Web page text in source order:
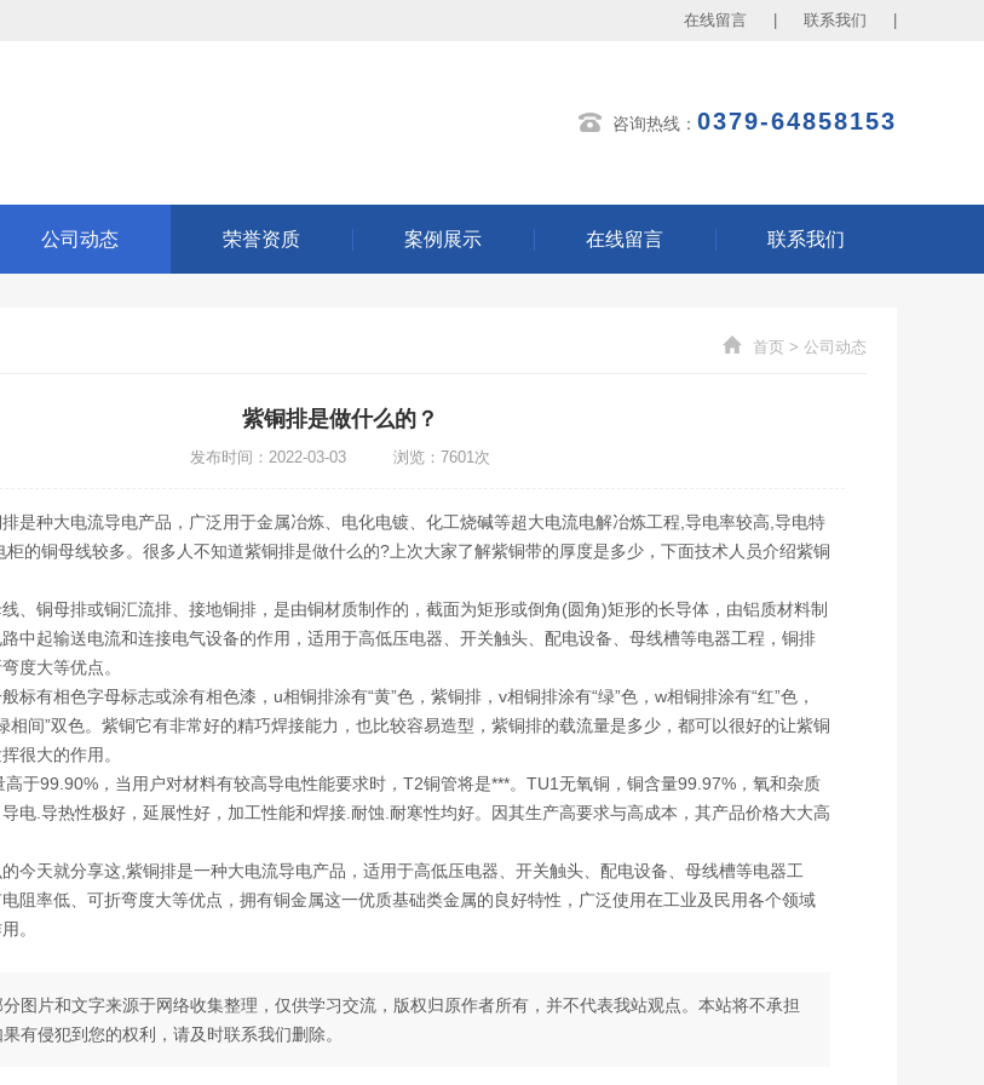
在线留言 联系我们
咨询热线： 0379-64858153
公司动态 荣誉资质 案例展示 在线留言 联系我们
首页 > 公司动态
紫铜排是做什么的？
发布时间：2022-03-03 浏览：7601次
种大电流导电产品，广泛用于金属冶炼、电化电镀、化工烧碱等超大电流电解冶炼工程,导电率较高,导电特
柜的铜母线较多。很多人不知道紫铜排是做什么的?上次大家了解紫铜带的厚度是多少，下面技术人员介绍紫铜
铜母排或铜汇流排、接地铜排，是由铜材质制作的，截面为矩形或倒角(圆角)矩形的长导体，由铝质材料制
中起输送电流和连接电气设备的作用，适用于高低压电器、开关触头、配电设备、母线槽等电器工程，铜排
度大等优点。
有相色字母标志或涂有相色漆，u相铜排涂有“黄”色，紫铜排，v相铜排涂有“绿”色，w相铜排涂有“红”色，
相间”双色。紫铜它有非常好的精巧焊接能力，也比较容易造型，紫铜排的载流量是多少，都可以很好的让紫铜
很大的作用。
99.90%，当用户对材料有较高导电性能要求时，T2铜管将是***。TU1无氧铜，铜含量99.97%，氧和杂质
电.导热性极好，延展性好，加工性能和焊接.耐蚀.耐寒性均好。因其生产高要求与高成本，其产品价格大大高
天就分享这,紫铜排是一种大电流导电产品，适用于高低压电器、开关触头、配电设备、母线槽等电器工
阻率低、可折弯度大等优点，拥有铜金属这一优质基础类金属的良好特性，广泛使用在工业及民用各个领域
。
图片和文字来源于网络收集整理，仅供学习交流，版权归原作者所有，并不代表我站观点。本站将不承担
有侵犯到您的权利，请及时联系我们删除。